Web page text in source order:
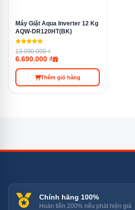
Xuất xứ
Kích Thước Lắp Đặt
77 × 28,8 ×
Trọng lượng 9 kg
Máy Giặt Aqua Inverter 12 Kg
AQW-DR120HT(BK)
13.090.000 ₫
6.690.000 ₫
Thêm giỏ hàng
Chính hãng 100%
Hoàn tiền 200% nếu phát hiện giả